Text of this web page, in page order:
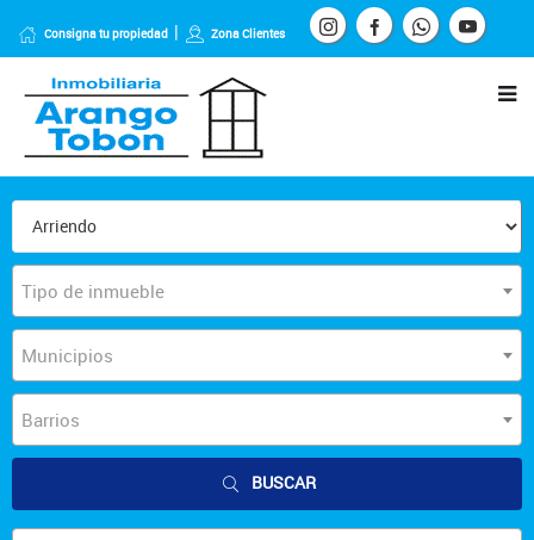
Consigna tu propiedad Zona Clientes
Tipo de inmueble
Municipios
Barrios
BUSCAR